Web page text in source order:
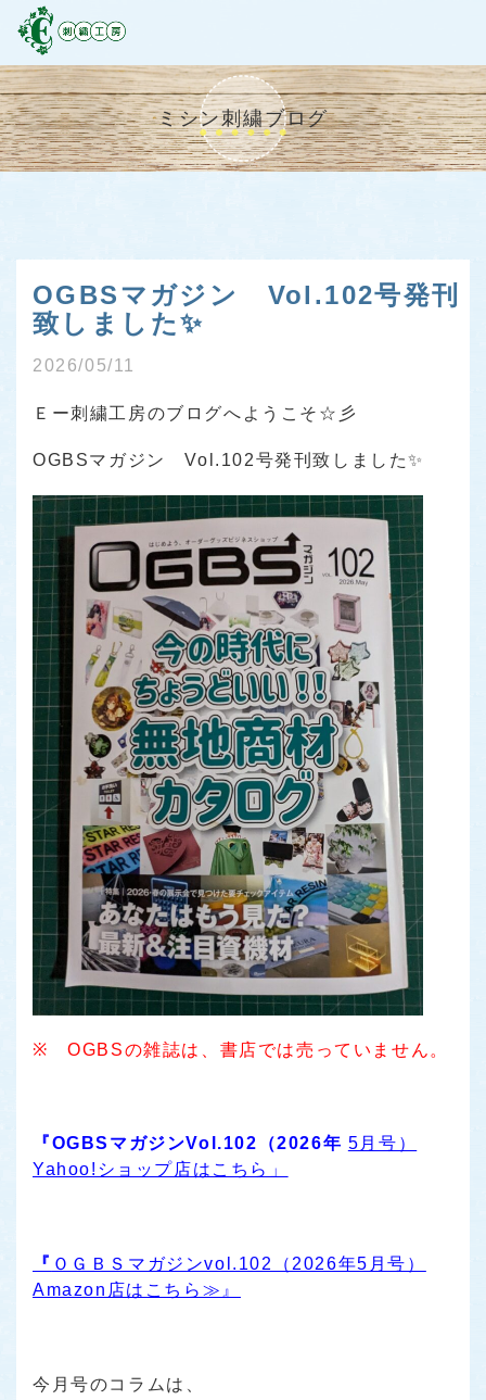
ミシン刺繍ブログ
OGBSマガジン Vol.102号発刊
致しました✨
2026/05/11
Ｅー刺繍工房のブログへようこそ☆彡
OGBSマガジン Vol.102号発刊致しました✨
※ OGBSの雑誌は、書店では売っていません。
『OGBSマガジンVol.102（2026年 5月号）
Yahoo!ショップ店はこちら」
『 ＯＧＢＳマガジンvol.102（2026年5月号）
Amazon店はこちら≫』
今月号のコラムは、